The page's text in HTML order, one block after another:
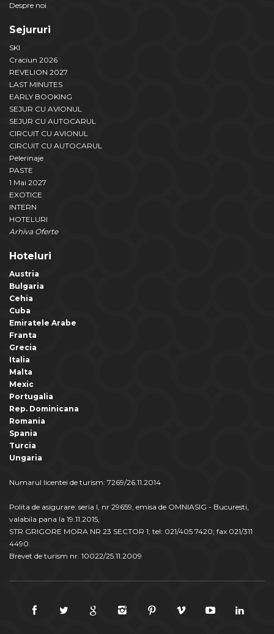
Despre noi
Sejururi
SKI
Craciun 2026
REVELION 2027
LAST MINUTES
EARLY BOOKING
SEJUR CU AVIONUL
SEJUR CU AUTOCARUL
CIRCUIT CU AVIONUL
CIRCUIT CU AUTOCARUL
Pelerinaje
PASTE
1 Mai 2027
EXOTICE
INTERN
HOTELURI
Arhiva Oferte
Hoteluri
Austria
Bulgaria
Cehia
Cuba
Emiratele Arabe
Franta
Grecia
Italia
Malta
Mexic
Portugalia
Rep. Dominicana
Romania
Spania
Turcia
Ungaria
Numarul licentei de turism: 7269/26.11.2014
Polita de asigurare: seria I, nr 29659, emisa de OMNIASIG - Bucuresti,
valabila pana la 19.11.2015,
STR GRIGORE MORA NR 23 SECTOR 1; tel: 021/405 7420; fax 021/311
4490.
Brevet de turism nr. 10022/25.11.2009